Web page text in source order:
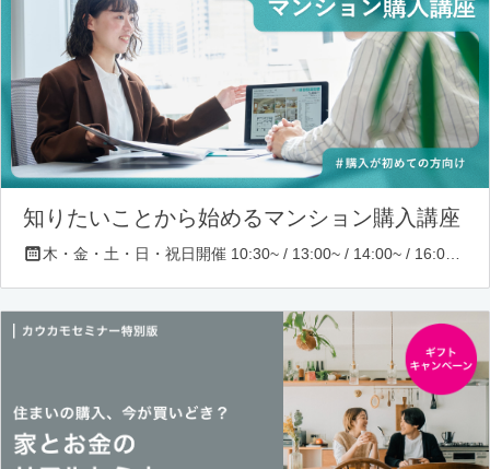
知りたいことから始めるマンション購入講座